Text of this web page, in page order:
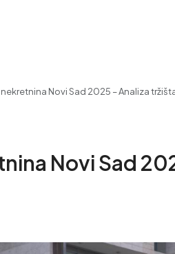
Novi Sad 2025 – Analiza
Novi Sad